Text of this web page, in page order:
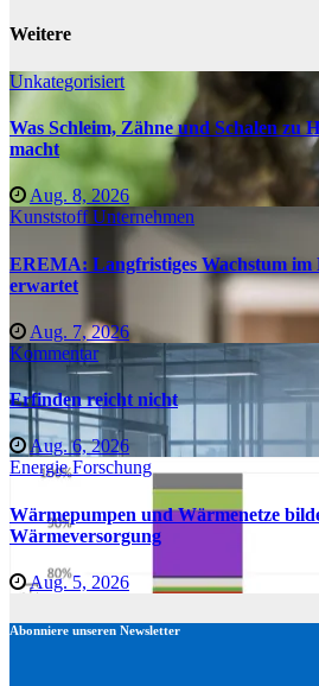
Weitere
Unkategorisiert
Was Schleim, Zähne und Schalen zu
macht
Aug. 8, 2026
KunststoffUnternehmen
EREMA: Langfristiges Wachstum im
erwartet
Aug. 7, 2026
Kommentar
Erfinden reicht nicht
Aug. 6, 2026
EnergieForschung
Wärmepumpen und Wärmenetze
Wärmeversorgung
Aug. 5, 2026
Abonniere unseren Newsletter